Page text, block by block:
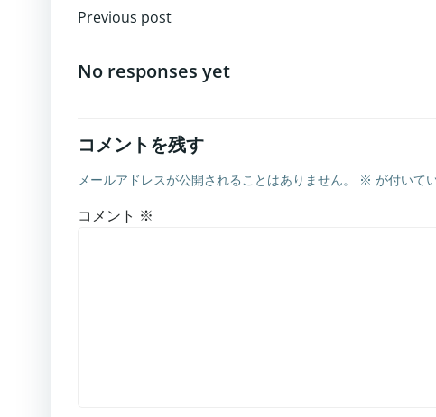
投
稿
ビ
ゲ
Previous post
No responses yet
コメントを残す
メールアドレスが公開されることはありません。 ※ が付いて
コメント ※